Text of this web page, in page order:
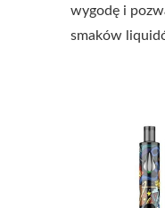
wygodę i
smaków